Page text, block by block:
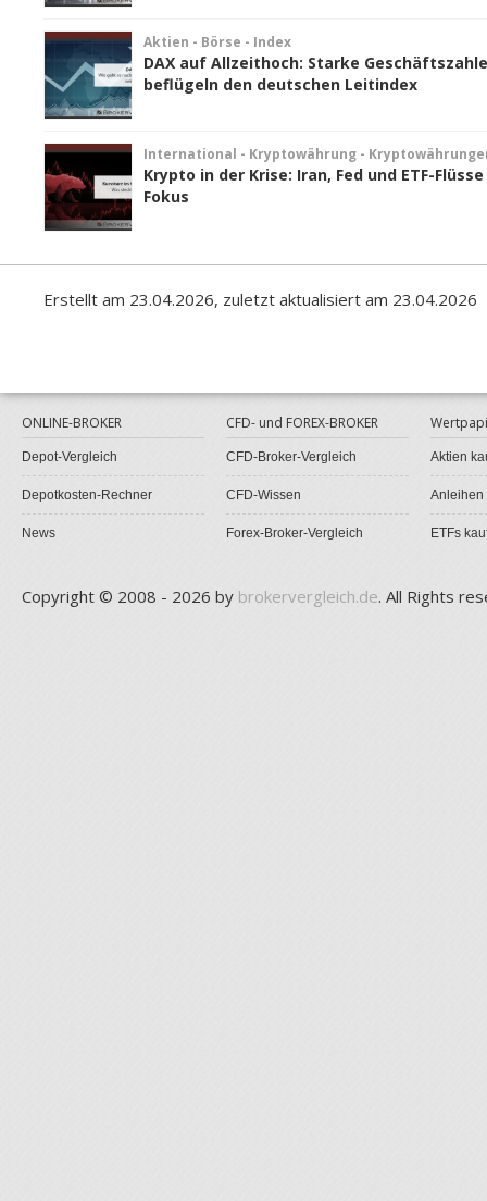
Aktien - Börse - Index
DAX auf Allzeithoch: Starke
beflügeln den deutschen Leitindex
International - Kryptowährung -
Krypto in der Krise: Iran, Fed und ETF-
Fokus
Erstellt am 23.04.2026, zuletzt aktualisiert am 23.04.2026
ONLINE-BROKER
Depot-Vergleich
Depotkosten-Rechner
News
CFD- und FOREX-BROKER
CFD-Broker-Vergleich
CFD-Wissen
Forex-Broker-Vergleich
Aktien
Anleihen
ETFs
Copyright © 2008 - 2026 by brokervergleich.de. All Rights